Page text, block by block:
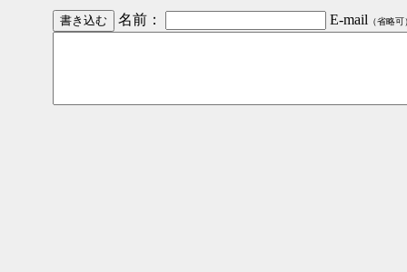
名前： E-mail （省略可